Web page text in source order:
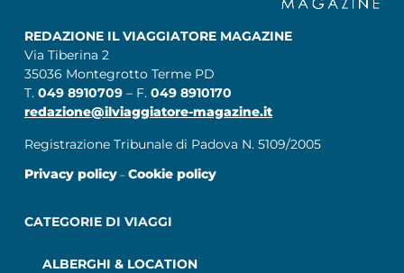
REDAZIONE IL VIAGGIATORE MAGAZINE
Via Tiberina 2
35036 Montegrotto Terme PD
T. 049 8910709 – F. 049 8910170
redazione@ilviaggiatore-magazine.it
Registrazione Tribunale di Padova N. 5109/2005
Privacy policy– Cookie policy
CATEGORIE DI VIAGGI
ALBERGHI & LOCATION